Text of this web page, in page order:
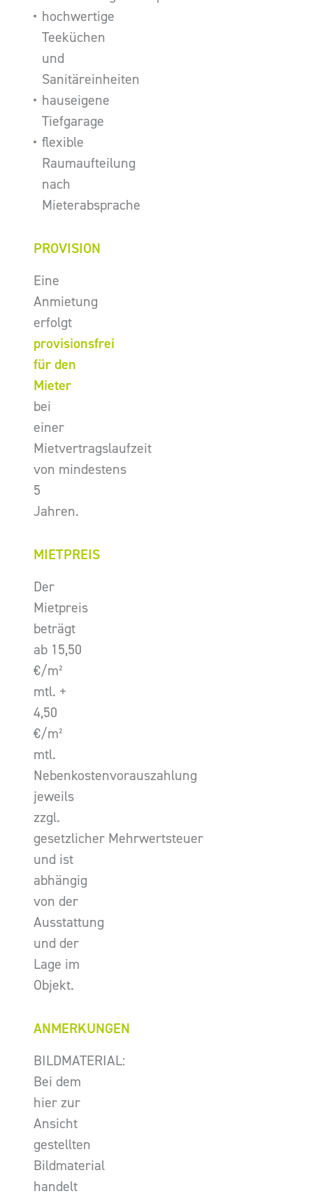
hochwertige
Teeküchen
und
Sanitäreinheiten
hauseigene
Tiefgarage
flexible
Raumaufteilung
nach
Mieterabsprache
PROVISION
Eine
Anmietung
erfolgt
provisionsfrei
für den
Mieter
bei
einer
Mietvertragslaufzeit
von mindestens
5
Jahren.
MIETPREIS
Der
Mietpreis
beträgt
ab 15,50
€/m²
mtl. +
4,50
€/m²
mtl.
Nebenkostenvorauszahlung
jeweils
zzgl.
gesetzlicher Mehrwertsteuer
und ist
abhängig
von der
Ausstattung
und der
Lage im
Objekt.
ANMERKUNGEN
BILDMATERIAL:
Bei dem
hier zur
Ansicht
gestellten
Bildmaterial
handelt